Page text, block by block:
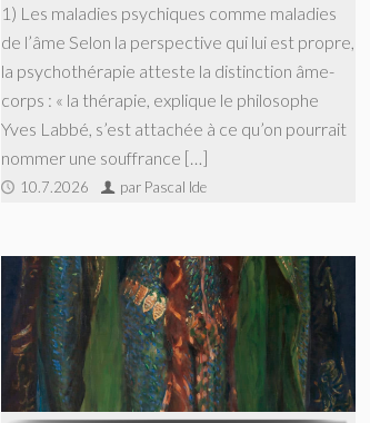
1) Les maladies psychiques comme maladies
de l’âme Selon la perspective qui lui est propre,
la psychothérapie atteste la distinction âme-
corps : « la thérapie, explique le philosophe
Yves Labbé, s’est attachée à ce qu’on pourrait
nommer une souffrance […]
10.7.2026 par Pascal Ide